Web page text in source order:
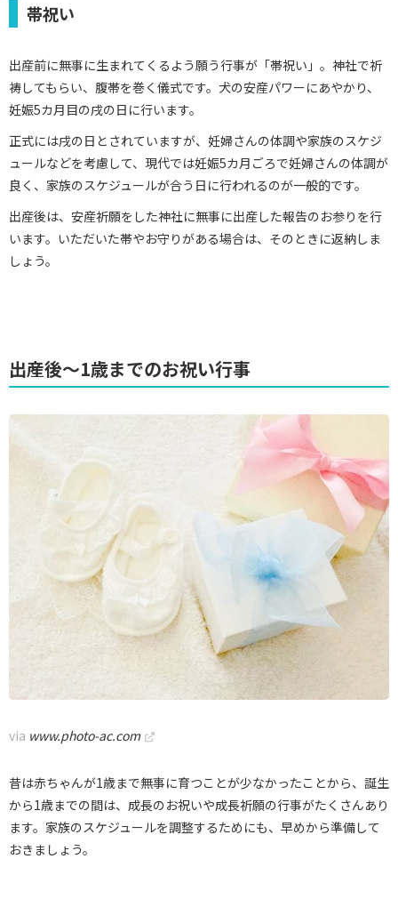
帯祝い
出産前に無事に生まれてくるよう願う行事が「帯祝い」。神社で祈
祷してもらい、腹帯を巻く儀式です。犬の安産パワーにあやかり、
妊娠5カ月目の戌の日に行います。
正式には戌の日とされていますが、妊婦さんの体調や家族のスケジ
ュールなどを考慮して、現代では妊娠5カ月ごろで妊婦さんの体調が
良く、家族のスケジュールが合う日に行われるのが一般的です。
出産後は、安産祈願をした神社に無事に出産した報告のお参りを行
います。いただいた帯やお守りがある場合は、そのときに返納しま
しょう。
出産後～1歳までのお祝い行事
via www.photo-ac.com
昔は赤ちゃんが1歳まで無事に育つことが少なかったことから、誕生
から1歳までの間は、成長のお祝いや成長祈願の行事がたくさんあり
ます。家族のスケジュールを調整するためにも、早めから準備して
おきましょう。